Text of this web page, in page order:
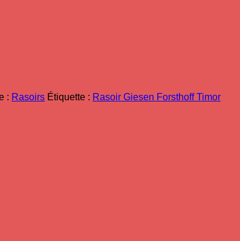
: Rasoirs Étiquette : Rasoir Giesen Forsthoff Timor